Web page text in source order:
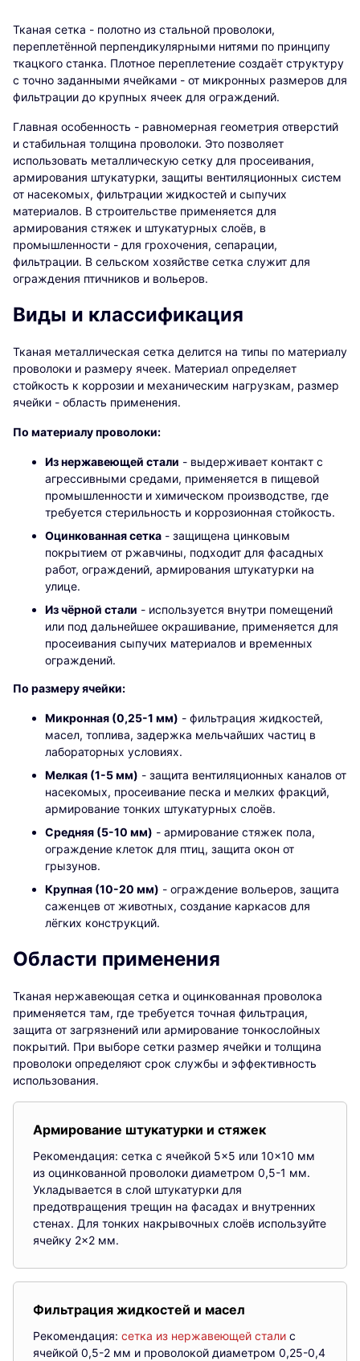
Тканая сетка - полотно из стальной проволоки,
переплетённой перпендикулярными нитями по принципу
ткацкого станка. Плотное переплетение создаёт структуру
с точно заданными ячейками - от микронных размеров для
фильтрации до крупных ячеек для ограждений.
Главная особенность - равномерная геометрия отверстий
и стабильная толщина проволоки. Это позволяет
использовать металлическую сетку для просеивания,
армирования штукатурки, защиты вентиляционных систем
от насекомых, фильтрации жидкостей и сыпучих
материалов. В строительстве применяется для
армирования стяжек и штукатурных слоёв, в
промышленности - для грохочения, сепарации,
фильтрации. В сельском хозяйстве сетка служит для
ограждения птичников и вольеров.
Виды и классификация
Тканая металлическая сетка делится на типы по материалу
проволоки и размеру ячеек. Материал определяет
стойкость к коррозии и механическим нагрузкам, размер
ячейки - область применения.
По материалу проволоки:
Из нержавеющей стали - выдерживает контакт с
агрессивными средами, применяется в пищевой
промышленности и химическом производстве, где
требуется стерильность и коррозионная стойкость.
Оцинкованная сетка - защищена цинковым
покрытием от ржавчины, подходит для фасадных
работ, ограждений, армирования штукатурки на
улице.
Из чёрной стали - используется внутри помещений
или под дальнейшее окрашивание, применяется для
просеивания сыпучих материалов и временных
ограждений.
По размеру ячейки:
Микронная (0,25-1 мм) - фильтрация жидкостей,
масел, топлива, задержка мельчайших частиц в
лабораторных условиях.
Мелкая (1-5 мм) - защита вентиляционных каналов от
насекомых, просеивание песка и мелких фракций,
армирование тонких штукатурных слоёв.
Средняя (5-10 мм) - армирование стяжек пола,
ограждение клеток для птиц, защита окон от
грызунов.
Крупная (10-20 мм) - ограждение вольеров, защита
саженцев от животных, создание каркасов для
лёгких конструкций.
Области применения
Тканая нержавеющая сетка и оцинкованная проволока
применяется там, где требуется точная фильтрация,
защита от загрязнений или армирование тонкослойных
покрытий. При выборе сетки размер ячейки и толщина
проволоки определяют срок службы и эффективность
использования.
Армирование штукатурки и стяжек
Рекомендация: сетка с ячейкой 5×5 или 10×10 мм
из оцинкованной проволоки диаметром 0,5-1 мм.
Укладывается в слой штукатурки для
предотвращения трещин на фасадах и внутренних
стенах. Для тонких накрывочных слоёв используйте
ячейку 2×2 мм.
Фильтрация жидкостей и масел
Рекомендация: сетка из нержавеющей стали с
ячейкой 0,5-2 мм и проволокой диаметром 0,25-0,4